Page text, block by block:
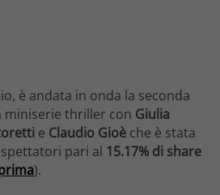
è andata in onda la seconda
miniserie thriller con Giulia
e Claudio Gioè che è stata
pari al 15.17% di share
).